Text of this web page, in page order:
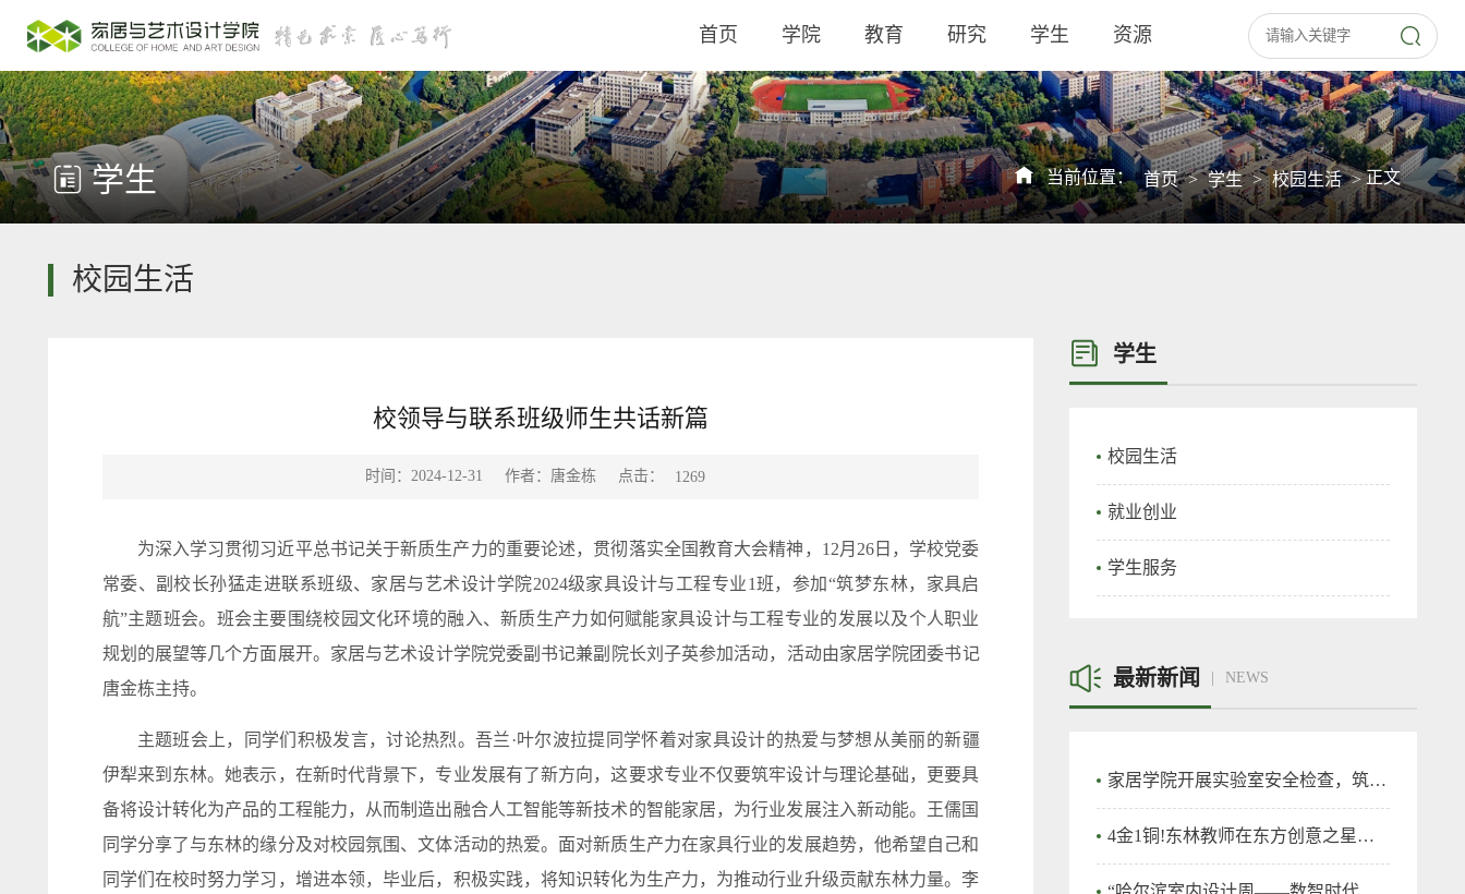
首页 学院 教育 研究 学生 资源
学生 当前位置： 首页 > 学生 > 校园生活 >正文
校园生活
校领导与联系班级师生共话新篇
时间：2024-12-31 作者：唐金栋 点击： 1269
为深入学习贯彻习近平总书记关于新质生产力的重要论述，贯彻落实全国教育大会精神，12月26日，学校党委
常委、副校长孙猛走进联系班级、家居与艺术设计学院2024级家具设计与工程专业1班，参加“筑梦东林，家具启
航”主题班会。班会主要围绕校园文化环境的融入、新质生产力如何赋能家具设计与工程专业的发展以及个人职业
规划的展望等几个方面展开。 家居与艺术设计学院党委副书记兼副院长刘子英参加活动，活动由家居学院团委书记
唐金栋主持。
主题班会上，同学们积极发言，讨论热烈。吾兰·叶尔波拉提 同学怀着对家具设计的热爱与梦想从美丽的新疆
伊犁来到东林。她表示，在新时代背景下，专业发展有了新方向，这要求专业不仅要筑牢设计与理论基础，更要具
备将设计转化为产品的工程能力，从而制造出融合人工智能等新技术的智能家居，为行业发展注入新动能。王儒国
同学分享了与东林的缘分及对校园氛围、文体活动的热爱。面对新质生产力在家具行业的发展趋势，他希望自己和
同学们在校时努力学习，增进本领，毕业后，积极实践，将知识转化为生产力，为推动行业升级贡献东林力量。李
学生
校园生活
就业创业
学生服务
最新新闻 NEWS
家居学院开展实验室安全检查，筑牢实验室安全防线
4金1铜!东林教师在东方创意之星教师教学创新大赛再创佳绩！